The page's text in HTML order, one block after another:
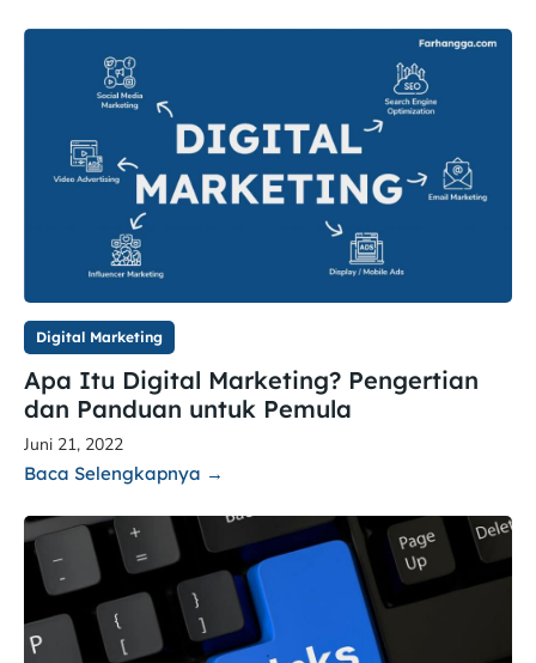
Digital Marketing
Apa Itu Digital Marketing? Pengertian
dan Panduan untuk Pemula
Juni 21, 2022
Baca Selengkapnya →